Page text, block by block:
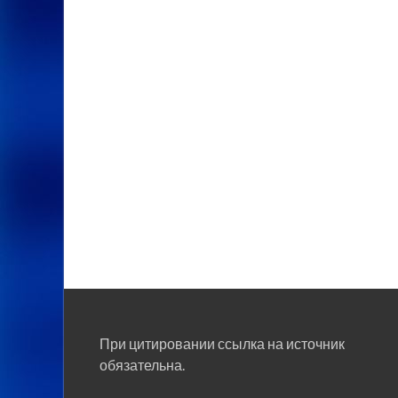
При цитировании ссылка на источник
обязательна.